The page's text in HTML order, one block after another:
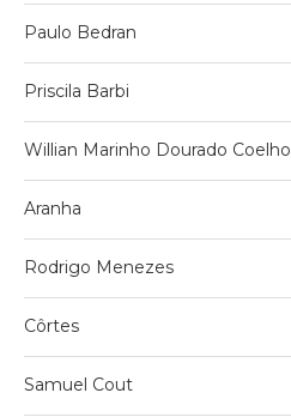
Paulo Bedran
Priscila Barbi
Willian Marinho Dourado Coelho
Aranha
Rodrigo Menezes
Côrtes
Samuel Cout